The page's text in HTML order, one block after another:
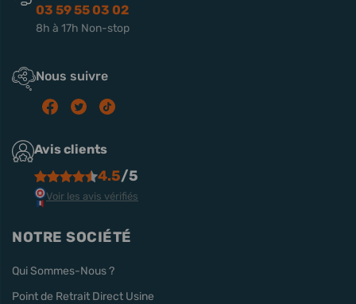
03 59 55 03 02
8h à 17h Non-stop
Nous suivre
Avis clients
4.5/5
Voir les avis vérifiés
NOTRE SOCIÉTÉ
Qui Sommes-Nous ?
Point de Retrait Direct Usine